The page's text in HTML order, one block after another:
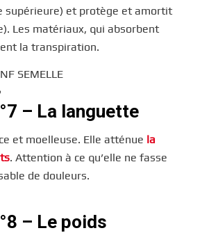
supérieure) et protège et amortit
Les matériaux, qui absorbent
la transpiration.
– La languette
et moelleuse. Elle atténue la
. Attention à ce qu’elle ne fasse
de douleurs.
– Le poids